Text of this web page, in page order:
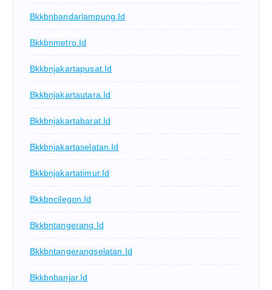
Bkkbnbandarlampung.id
Bkkbnmetro.id
Bkkbnjakartapusat.id
Bkkbnjakartautara.id
Bkkbnjakartabarat.id
Bkkbnjakartaselatan.id
Bkkbnjakartatimur.id
Bkkbncilegon.id
Bkkbntangerang.id
Bkkbntangerangselatan.id
Bkkbnbanjar.id